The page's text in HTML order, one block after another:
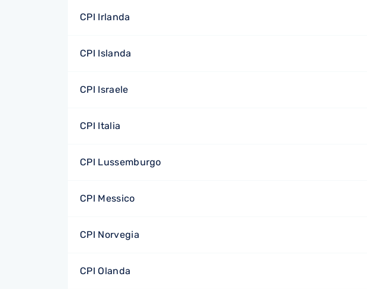
CPI Irlanda
CPI Islanda
CPI Israele
CPI Italia
CPI Lussemburgo
CPI Messico
CPI Norvegia
CPI Olanda